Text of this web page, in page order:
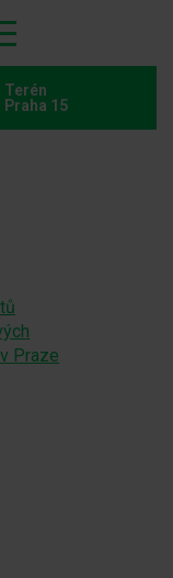
Terén
Praha 15
Praze